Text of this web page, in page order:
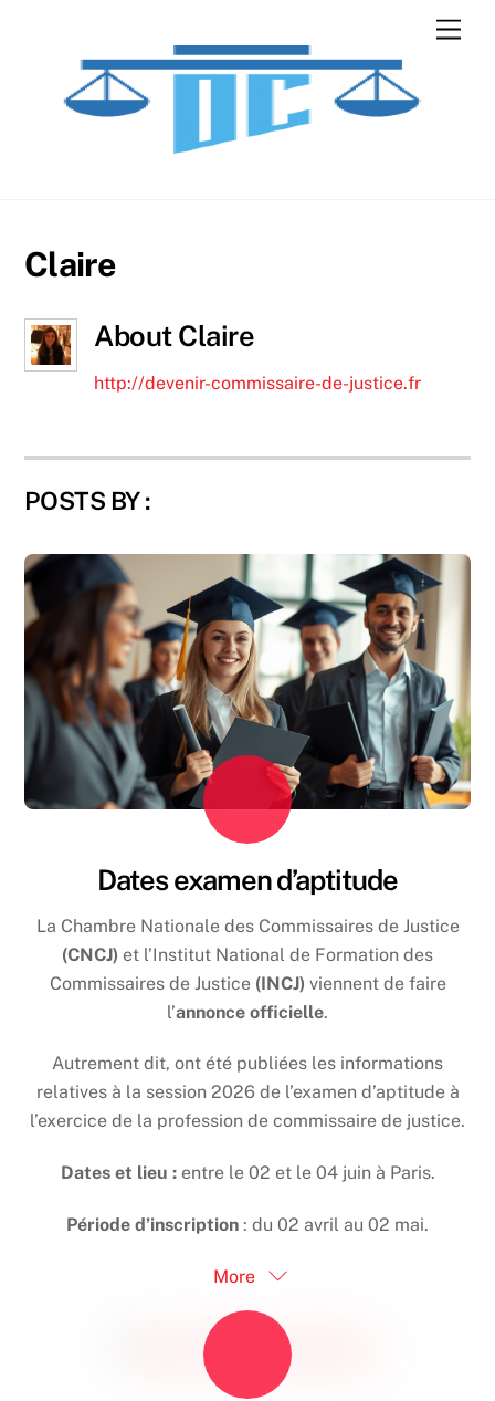
Claire
About Claire
http://devenir-commissaire-de-justice.fr
POSTS BY :
Dates examen d’aptitude
La Chambre Nationale des Commissaires de Justice
(CNCJ) et l’Institut National de Formation des
Commissaires de Justice (INCJ) viennent de faire
l’annonce officielle.
Autrement dit, ont été publiées les informations
relatives à la session 2026 de l’examen d’aptitude à
l’exercice de la profession de commissaire de justice.
Dates et lieu : entre le 02 et le 04 juin à Paris.
Période d’inscription : du 02 avril au 02 mai.
More